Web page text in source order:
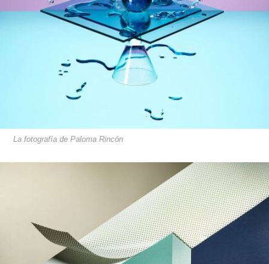
La fotografía de Paloma Rincón